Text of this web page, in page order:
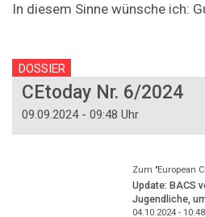
In diesem Sinne wünsche ich:
DOSSIER
CEtoday Nr. 6/2024
09.09.2024 - 09:48 Uhr
Zum "European
Update: BACS
Jugendliche,
04.10.2024 - 10:48